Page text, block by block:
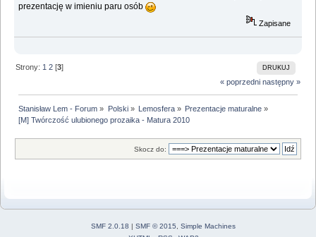
prezentację w imieniu paru osób
Zapisane
DRUKUJ
Strony: 1 2 [3]
« poprzedni następny »
Stanisław Lem - Forum » Polski» Lemosfera» Prezentacje maturalne »
[M] Twórczość ulubionego prozaika - Matura 2010
Skocz do:
SMF 2.0.18 | SMF © 2015
Simple Machines